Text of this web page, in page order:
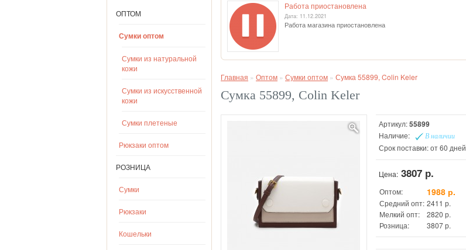
ОПТОМ
Сумки оптом
Сумки из натуральной
кожи
Сумки из искусственной
кожи
Сумки плетеные
Рюкзаки оптом
РОЗНИЦА
Сумки
Рюкзаки
Кошельки
Работа приостановлена
Дата: 11.12.2021
Работа магазина приостановлена
Главная » Оптом » Сумки оптом » Сумка 55899, Colin Keler
Сумка 55899, Colin Keler
Артикул:55899
Наличие: В наличии
Срок поставки: от 60 дней
Цена: 3807 р.
Оптом: 1988 р.
Средний опт: 2411 р.
Мелкий опт:
2820 р.
Розница:
3807 р.